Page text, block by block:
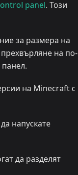
panel. Този
за размера на
прехвърляне на по-
на Minecraft с
напускате
да разделят